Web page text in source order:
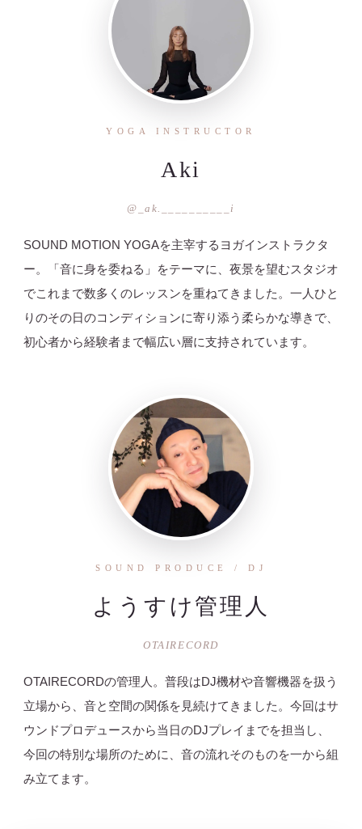
YOGA INSTRUCTOR
Aki
@_ak.__________i
SOUND MOTION YOGAを主宰するヨガインストラクタ
ー。「音に身を委ねる」をテーマに、夜景を望むスタジオ
でこれまで数多くのレッスンを重ねてきました。一人ひと
りのその日のコンディションに寄り添う柔らかな導きで、
初心者から経験者まで幅広い層に支持されています。
SOUND PRODUCE / DJ
ようすけ管理人
OTAIRECORD
OTAIRECORDの管理人。普段はDJ機材や音響機器を扱う
立場から、音と空間の関係を見続けてきました。今回はサ
ウンドプロデュースから当日のDJプレイまでを担当し、
今回の特別な場所のために、音の流れそのものを一から組
み立てます。